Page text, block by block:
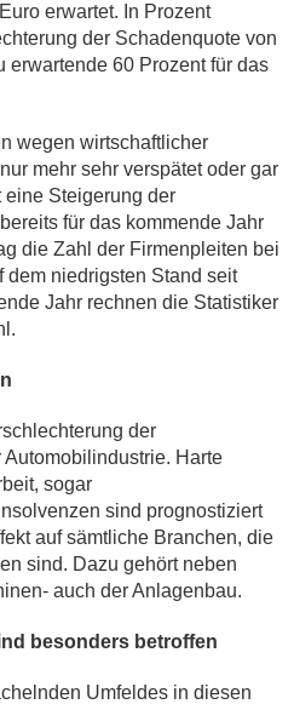
erwartet. In Prozent
der Schadenquote von
erwartende 60 Prozent für das
wegen wirtschaftlicher
mehr sehr verspätet oder gar
eine Steigerung der
für das kommende Jahr
die Zahl der Firmenpleiten bei
dem niedrigsten Stand seit
Jahr rechnen die Statistiker
der
Harte
sogar
sind prognostiziert
auf sämtliche Branchen, die
sind. Dazu gehört neben
auch der Anlagenbau.
besonders betroffen
Umfeldes in diesen